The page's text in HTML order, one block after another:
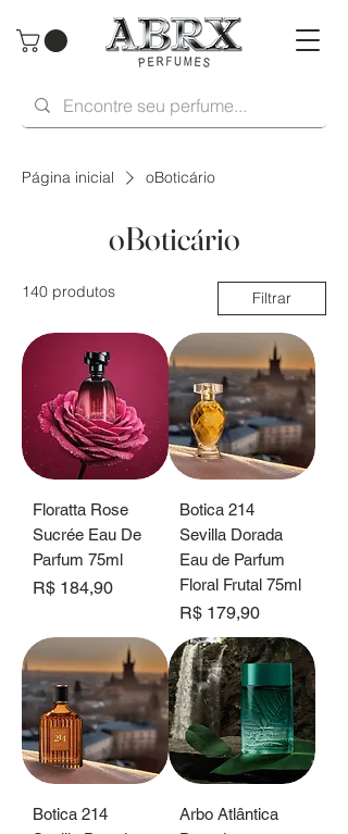
Página inicial oBoticário
oBoticário
140 produtos Filtrar
Floratta Rose
Sucrée Eau De
Parfum 75ml
Preço
R$ 184,90
Botica 214
Sevilla Dorada
Eau de Parfum
Floral Frutal 75ml
Preço
R$ 179,90
Botica 214
Arbo Atlântica